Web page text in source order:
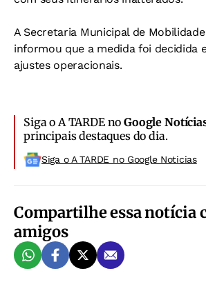
A Secretaria Municipal de
informou que a medida foi decidida
ajustes operacionais.
Siga o A TARDE noGoogle
principais destaques do dia.
Siga o A TARDE no Google Noticias
Compartilhe essa notícia
amigos